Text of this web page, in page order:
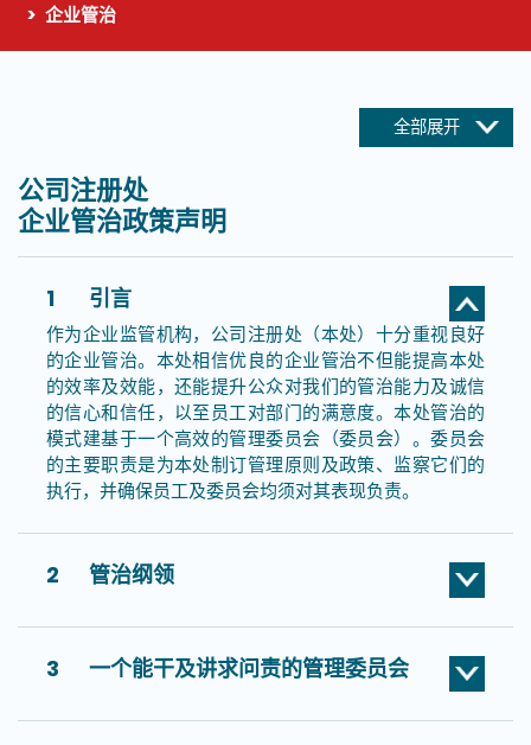
企业管治
全部展开
公司注册处
企业管治政策声明
1 引言
作为企业监管机构，公司注册处（本处）十分重视良好
的企业管治。本处相信优良的企业管治不但能提高本处
的效率及效能，还能提升公众对我们的管治能力及诚信
的信心和信任，以至员工对部门的满意度。本处管治的
模式建基于一个高效的管理委员会（委员会）。委员会
的主要职责是为本处制订管理原则及政策、监察它们的
执行，并确保员工及委员会均须对其表现负责。
2 管治纲领
3 一个能干及讲求问责的管理委员会